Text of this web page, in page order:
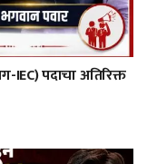
पदाचा अतिरिक्त